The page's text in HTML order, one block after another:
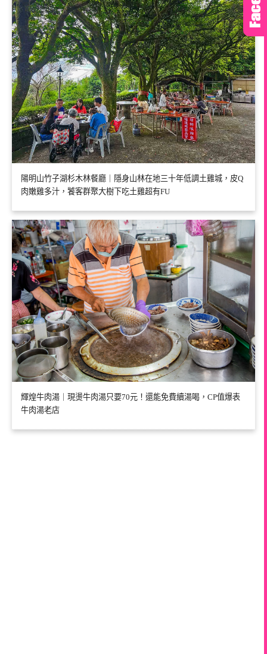
陽明山竹子湖杉木林餐廳｜隱身山林在地三十年低調土雞城，皮Q
肉嫩雞多汁，饕客群聚大樹下吃土雞超有FU
輝煌牛肉湯｜現燙牛肉湯只要70元！還能免費續湯喝，CP值爆表
牛肉湯老店